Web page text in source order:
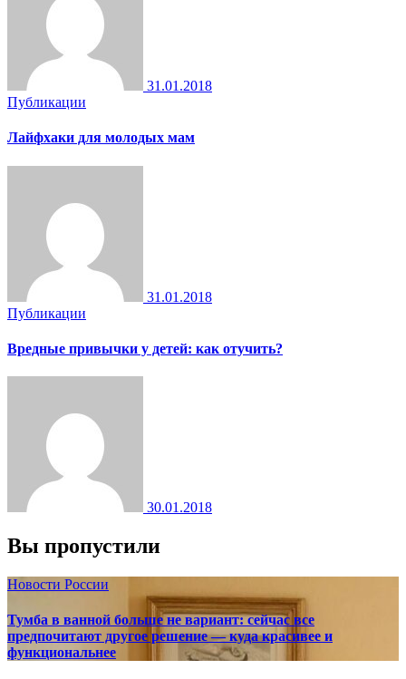
31.01.2018
Публикации
Лайфхаки для молодых мам
31.01.2018
Публикации
Вредные привычки у детей: как отучить?
30.01.2018
Вы пропустили
Новости России
Тумба в ванной больше не вариант: сейчас все
предпочитают другое решение — куда красивее и
функциональнее